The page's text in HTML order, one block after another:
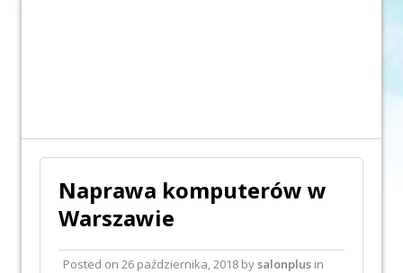
Naprawa komputerów w
Warszawie
Posted on 26 października, 2018 bysalonplus in